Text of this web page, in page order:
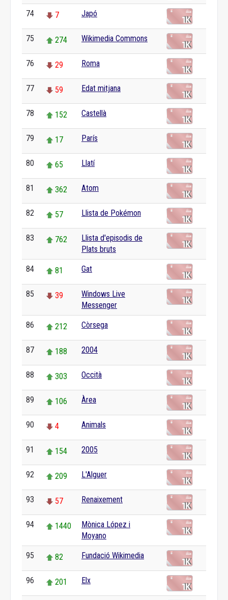
74 7 Japó
75 274 Wikimedia Commons
76 29 Roma
77 59 Edat mitjana
78 152 Castellà
79 17 París
80 65 Llatí
81 362 Atom
82 57 Llista de Pokémon
83 762
Llista d'episodis de
Plats bruts
84 81 Gat
85 39
Windows Live
Messenger
86 212 Còrsega
87 188 2004
88 303 Occità
89 106 Àrea
90 4 Animals
91 154 2005
92 209 L'Alguer
93 57 Renaixement
94 1440
Mònica López i
Moyano
95 82 Fundació Wikimedia
96 201 Elx